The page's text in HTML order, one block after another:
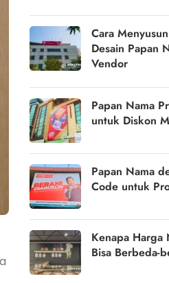
Cara
Desain Papan
Vendor
Papan Nama
untuk Diskon
Papan Nama
Code untuk
Kenapa Harga
Bisa Berbeda-